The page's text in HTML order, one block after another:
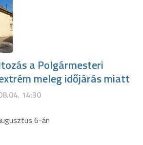
a Polgármesteri
meleg időjárás miatt
14:30
6-án